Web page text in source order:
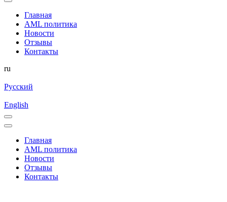
Главная
AML политика
Новости
Отзывы
Контакты
ru
Русский
English
Главная
AML политика
Новости
Отзывы
Контакты